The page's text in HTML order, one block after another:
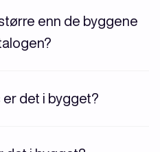
enn de byggene
er det i bygget?